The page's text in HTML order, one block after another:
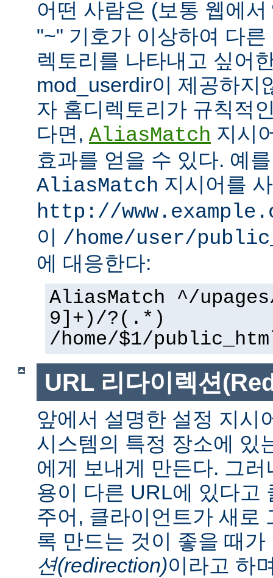
어떤 사람은 (보통 웹에서
"~" 기호가 이상하여 다
렉토리를 나타내고 싶어
mod_userdir이 제공하지
자 홈디렉토리가 규칙적
다면, AliasMatch 지시
효과를 얻을 수 있다. 예
AliasMatch 지시어를
http://
이 /home/user/
에 대응한다:
AliasMatch ^/
9]+)/?(.*)
/home/$1/
URL 리다이렉션
앞에서 설명한 설정 지시
시스템의 특정 장소에 있
에게 보내게 만든다. 그
용이 다른 URL에 있다고
주어, 클라이언트가 새로
록 만드는 것이 좋을 때
션(redirection)이라고 하